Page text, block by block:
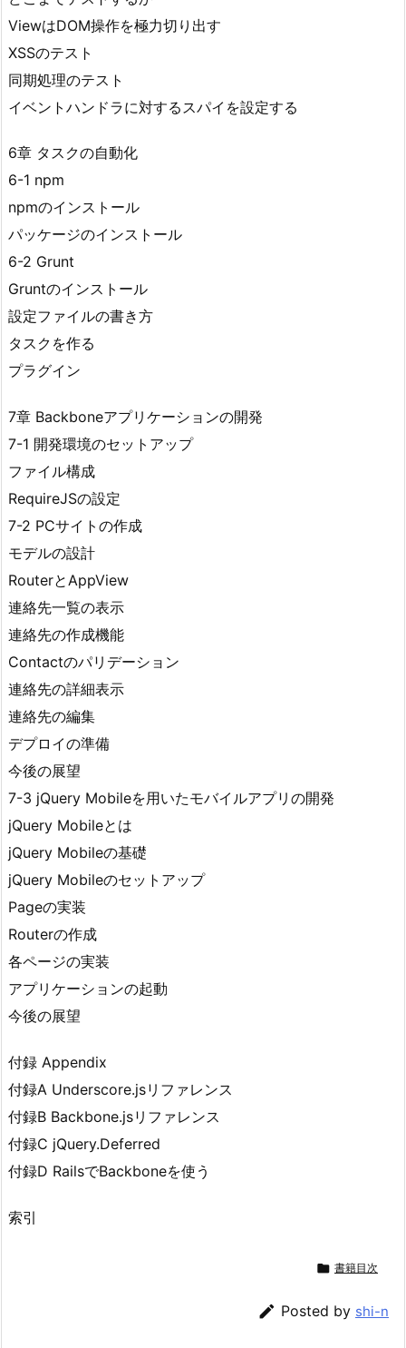
ViewはDOM操作を極力切り出す
XSSのテスト
同期処理のテスト
イベントハンドラに対するスパイを設定する
6章 タスクの自動化
6-1 npm
npmのインストール
パッケージのインストール
6-2 Grunt
Gruntのインストール
設定ファイルの書き方
タスクを作る
プラグイン
7章 Backboneアプリケーションの開発
7-1 開発環境のセットアップ
ファイル構成
RequireJSの設定
7-2 PCサイトの作成
モデルの設計
RouterとAppView
連絡先一覧の表示
連絡先の作成機能
Contactのパリデーション
連絡先の詳細表示
連絡先の編集
デプロイの準備
今後の展望
7-3 jQuery Mobileを用いたモバイルアプリの開発
jQuery Mobileとは
jQuery Mobileの基礎
jQuery Mobileのセットアップ
Pageの実装
Routerの作成
各ページの実装
アプリケーションの起動
今後の展望
付録 Appendix
付録A Underscore.jsリファレンス
付録B Backbone.jsリファレンス
付録C jQuery.Deferred
付録D RailsでBackboneを使う
索引
 書籍目次
 Posted by shi-n